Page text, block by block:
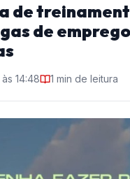
de
de
14:48 1 min de leitura